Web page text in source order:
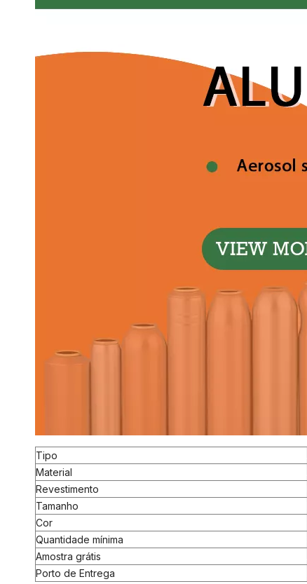
Tipo
Material
Revestimento
Tamanho
Cor
Quantidade mínima
Amostra grátis
Porto de Entrega